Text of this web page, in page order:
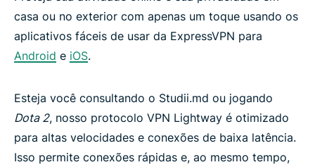
casa ou no exterior com apenas um toque usando os
aplicativos fáceis de usar da ExpressVPN para
Android e iOS.
Esteja você consultando o Studii.md ou jogando
Dota 2, nosso protocolo VPN Lightway é otimizado
para altas velocidades e conexões de baixa latência.
Isso permite conexões rápidas e, ao mesmo tempo,